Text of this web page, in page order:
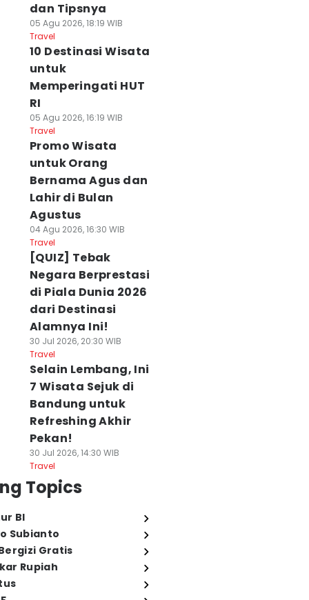
dan Tipsnya
05 Agu 2026, 18:19 WIB
Travel
10 Destinasi Wisata
untuk
Memperingati HUT
RI
05 Agu 2026, 16:19 WIB
Travel
Promo Wisata
untuk Orang
Bernama Agus dan
Lahir di Bulan
Agustus
04 Agu 2026, 16:30 WIB
Travel
[QUIZ] Tebak
Negara Berprestasi
di Piala Dunia 2026
dari Destinasi
Alamnya Ini!
30 Jul 2026, 20:30 WIB
Travel
Selain Lembang, Ini
7 Wisata Sejuk di
Bandung untuk
Refreshing Akhir
Pekan!
30 Jul 2026, 14:30 WIB
Travel
Topics
BI
Subianto
Gratis
Rupiah